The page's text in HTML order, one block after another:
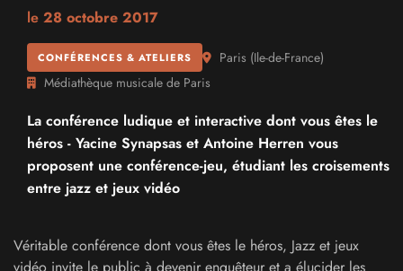
le 28 octobre 2017
CONFÉRENCES & ATELIERS Paris (Ile-de-France)
Médiathèque musicale de Paris
La conférence ludique et interactive dont vous êtes le
héros - Yacine Synapsas et Antoine Herren vous
proposent une conférence-jeu, étudiant les croisements
entre jazz et jeux vidéo
Véritable conférence dont vous êtes le héros, Jazz et jeux